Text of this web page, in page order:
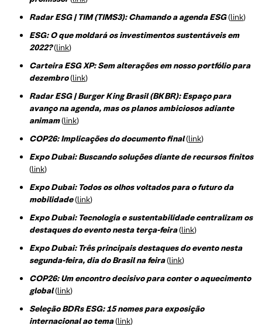
Radar ESG | TIM (TIMS3): Chamando a agenda ESG(link)
ESG: O que moldará os investimentos sustentáveis em
2022?(link)
Carteira ESG XP: Sem alterações em nosso portfólio para
dezembro(link)
Radar ESG | Burger King Brasil (BKBR): Espaço para
avanço na agenda, mas os planos ambiciosos adiante
animam(link)
COP26: Implicações do documento final(link)
Expo Dubai: Buscando soluções diante de recursos finitos
(link)
Expo Dubai: Todos os olhos voltados para o futuro da
mobilidade(link)
Expo Dubai: Tecnologia e sustentabilidade centralizam os
destaques do evento nesta terça-feira(link)
Expo Dubai: Três principais destaques do evento nesta
segunda-feira, dia do Brasil na feira(link)
COP26: Um encontro decisivo para conter o aquecimento
global(link)
Seleção BDRs ESG​: 15 nomes para exposição
internacional ao tema(link)